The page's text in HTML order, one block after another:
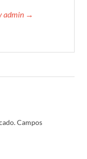
admin →
Campos